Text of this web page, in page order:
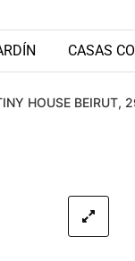
CASAS
HOUSE BEIRUT,